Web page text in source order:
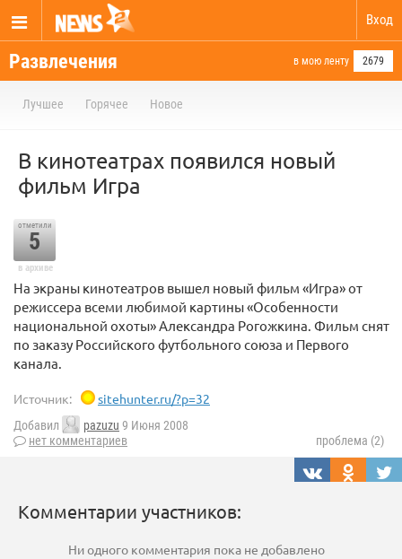
Вход
Развлечения в мою ленту 2679
Лучшее Горячее Новое
В кинотеатрах появился новый
фильм Игра
отметили
5
в архиве
На экраны кинотеатров вышел новый фильм «Игра» от
режиссера всеми любимой картины «Особенности
национальной охоты» Александра Рогожкина. Фильм снят
по заказу Российского футбольного союза и Первого
канала.
Источник: sitehunter.ru/?p=32
Добавил pazuzu 9 Июня 2008
нет комментариев
проблема (2)
Комментарии участников:
Ни одного комментария пока не добавлено